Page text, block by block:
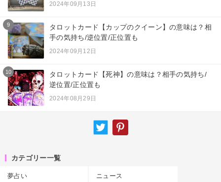
2024年09月13日
9
タロットカード【カップのクイーン】の意味は？相
手の気持ち/逆位置/正位置も
2024年09月12日
10
タロットカード【死神】の意味は？相手の気持ち/
逆位置/正位置も
2024年08月29日
カテゴリー一覧
夢占い ニュース